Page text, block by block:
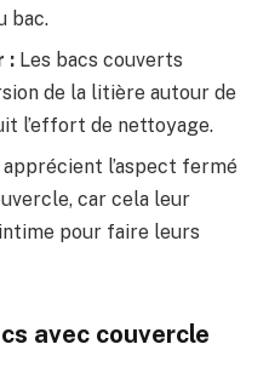
bac.
: Les bacs couverts
de la litière autour de
l’effort de nettoyage.
l’aspect fermé
car cela leur
pour faire leurs
avec couvercle